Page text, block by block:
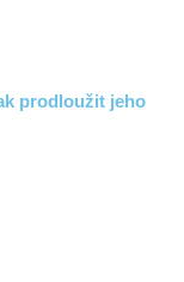
prodloužit jeho